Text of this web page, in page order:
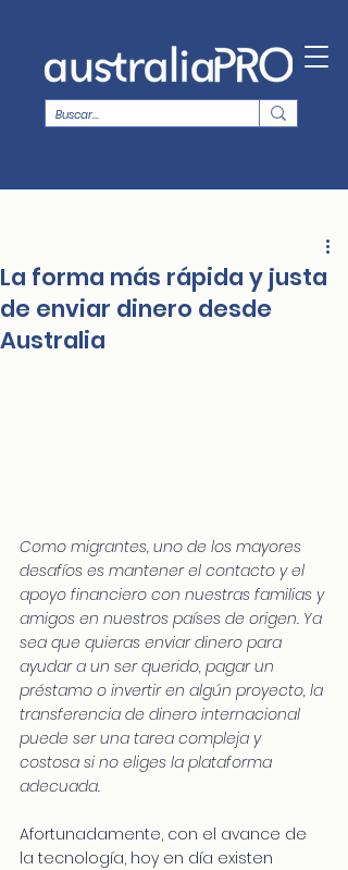
La forma más rápida y justa
de enviar dinero desde
Australia
Como migrantes, uno de los mayores
desafíos es mantener el contacto y el
apoyo financiero con nuestras familias y
amigos en nuestros países de origen. Ya
sea que quieras enviar dinero para
ayudar a un ser querido, pagar un
préstamo o invertir en algún proyecto, la
transferencia de dinero internacional
puede ser una tarea compleja y
costosa si no eliges la plataforma
adecuada.
Afortunadamente, con el avance de
la tecnología, hoy en día existen